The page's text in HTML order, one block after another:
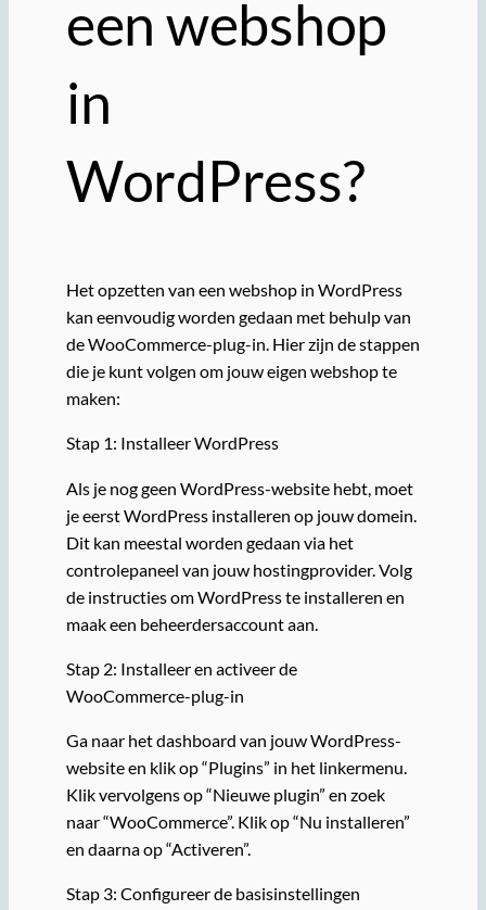
een webshop
in
WordPress?
Het opzetten van een webshop in WordPress
kan eenvoudig worden gedaan met behulp van
de WooCommerce-plug-in. Hier zijn de stappen
die je kunt volgen om jouw eigen webshop te
maken:
Stap 1: Installeer WordPress
Als je nog geen WordPress-website hebt, moet
je eerst WordPress installeren op jouw domein.
Dit kan meestal worden gedaan via het
controlepaneel van jouw hostingprovider. Volg
de instructies om WordPress te installeren en
maak een beheerdersaccount aan.
Stap 2: Installeer en activeer de
WooCommerce-plug-in
Ga naar het dashboard van jouw WordPress-
website en klik op “Plugins” in het linkermenu.
Klik vervolgens op “Nieuwe plugin” en zoek
naar “WooCommerce”. Klik op “Nu installeren”
en daarna op “Activeren”.
Stap 3: Configureer de basisinstellingen